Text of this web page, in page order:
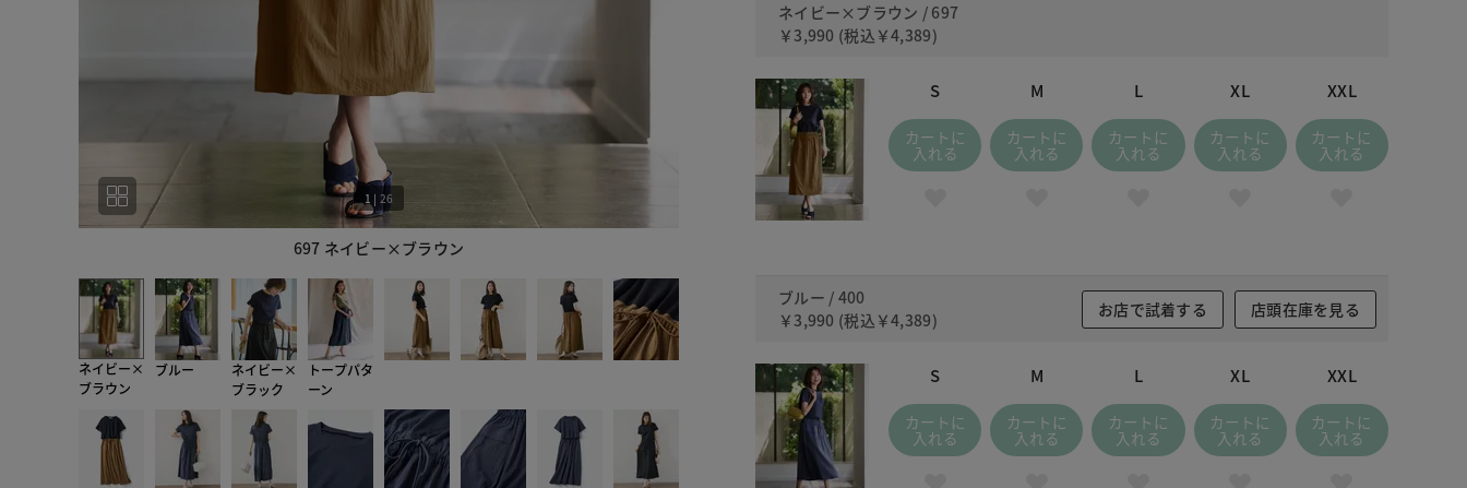
697 ネイビー×ブラウン
1 | 26
ネイビー×
ブラウン
ブルー
ネイビー×
ブラック
トープパタ
ーン
ネイビー×ブラウン / 697
￥3,990 (税込 ￥4,389)
S
カートに
入れる
M
カートに
入れる
L
カートに
入れる
XL
カートに
入れる
XXL
カートに
入れる
ブルー / 400
￥3,990 (税込 ￥4,389)
お店で試着する 店頭在庫を見る
S
カートに
入れる
M
カートに
入れる
L
カートに
入れる
XL
カートに
入れる
XXL
カートに
入れる